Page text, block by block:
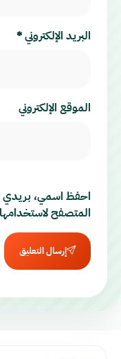
البريد الإلكتروني*
الموقع الإلكتروني
احفظ اسمي، بريدي
المتصفح
إرسال التعليق